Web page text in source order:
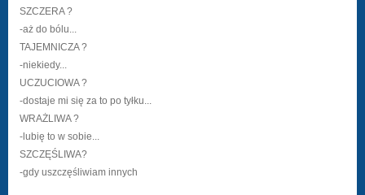
SZCZERA ?
-aż do bólu...
TAJEMNICZA ?
-niekiedy...
UCZUCIOWA ?
-dostaje mi się za to po tyłku...
WRAŻLIWA ?
-lubię to w sobie...
SZCZĘŚLIWA?
-gdy uszczęśliwiam innych